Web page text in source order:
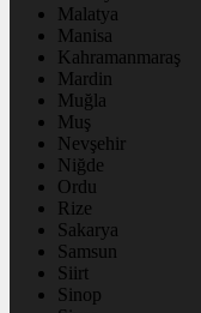
Malatya
Manisa
Kahramanmaraş
Mardin
Muğla
Muş
Nevşehir
Niğde
Ordu
Rize
Sakarya
Samsun
Siirt
Sinop